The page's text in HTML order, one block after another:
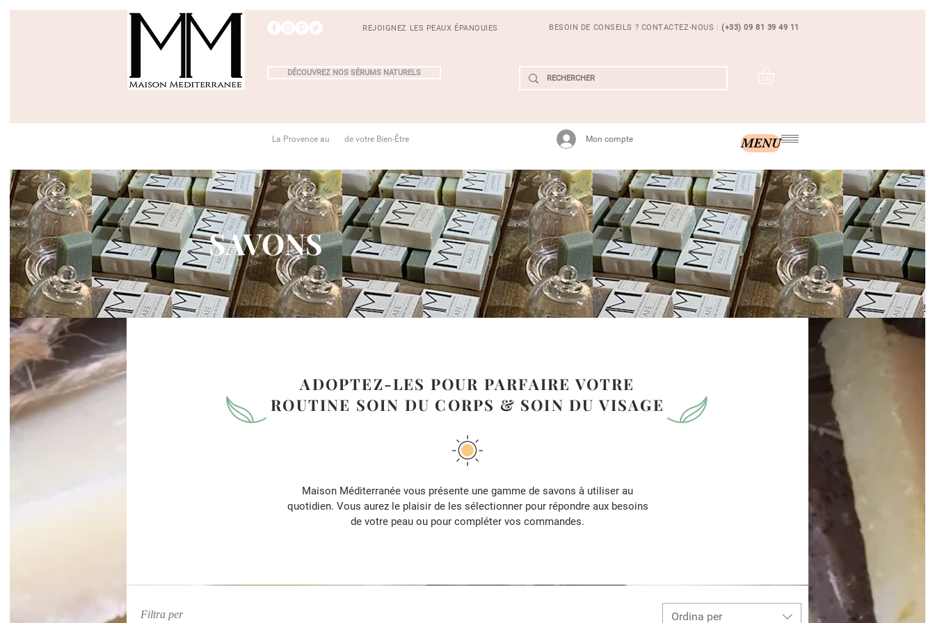
REJOIGNEZ LES PEAUX ÉPANOUIES
DÉCOUVREZ NOS SÉRUMS NATURELS
BESOIN DE CONSEILS ? CONTACTEZ-NOUS : (+33) 09 81 39 49 11
La Provence au de votre Bien-Être Mon compte MENU
SAVONS
ADOPTEZ-LES POUR PARFAIRE VOTRE
ROUTINE SOIN DU CORPS & SOIN DU VISAGE
Maison Méditerranée vous présente une gamme de savons à utiliser au
quotidien. Vous aurez le plaisir de les sélectionner pour répondre aux besoins
de votre peau ou pour compléter vos commandes.
Filtra per Ordina per